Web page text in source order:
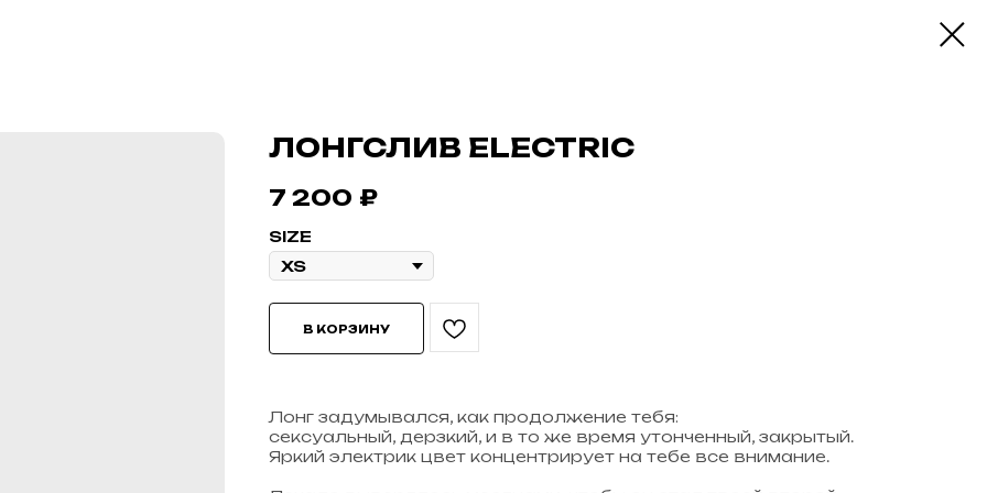
ЛОНГСЛИВ ELECTRIC
7 200 ₽
SIZE
В КОРЗИНУ
Лонг задумывался, как продолжение тебя:
сексуальный, дерзкий, и в то же время утонченный, закрытый.
Яркий электрик цвет концентрирует на тебе все внимание.